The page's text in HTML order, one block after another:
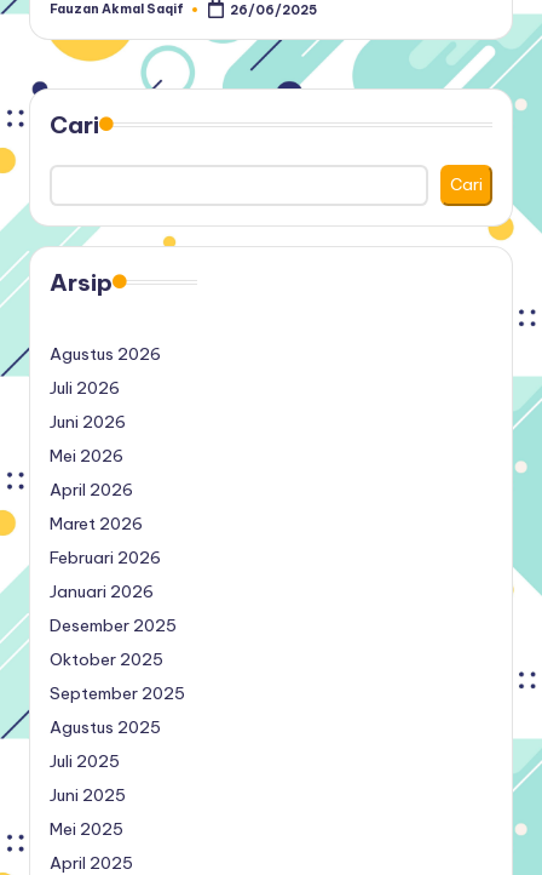
Posted
Fauzan Akmal Saqif 26/06/2025
Cari
Cari
Arsip
Agustus 2026
Juli 2026
Juni 2026
Mei 2026
April 2026
Maret 2026
Februari 2026
Januari 2026
Desember 2025
Oktober 2025
September 2025
Agustus 2025
Juli 2025
Juni 2025
Mei 2025
April 2025